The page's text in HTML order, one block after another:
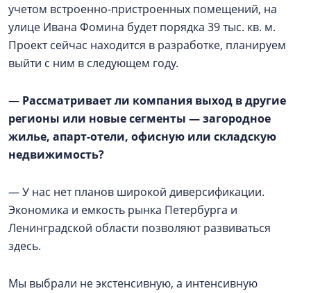
учетом встроенно-пристроенных помещений, на
улице Ивана Фомина будет порядка 39 тыс. кв. м.
Проект сейчас находится в разработке, планируем
выйти с ним в следующем году.
— Рассматривает ли компания выход в другие
регионы или новые сегменты — загородное
жилье, апарт-отели, офисную или складскую
недвижимость?
— У нас нет планов широкой диверсификации.
Экономика и емкость рынка Петербурга и
Ленинградской области позволяют развиваться
здесь.
Мы выбрали не экстенсивную, а интенсивную